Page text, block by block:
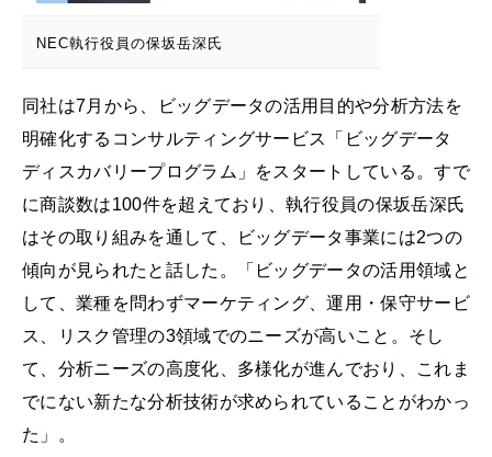
NEC執行役員の保坂岳深氏
同社は7月から、ビッグデータの活用目的や分析方法を
明確化するコンサルティングサービス「ビッグデータ
ディスカバリープログラム」をスタートしている。すで
に商談数は100件を超えており、執行役員の保坂岳深氏
はその取り組みを通して、ビッグデータ事業には2つの
傾向が見られたと話した。「ビッグデータの活用領域と
して、業種を問わずマーケティング、運用・保守サービ
ス、リスク管理の3領域でのニーズが高いこと。そし
て、分析ニーズの高度化、多様化が進んでおり、これま
でにない新たな分析技術が求められていることがわかっ
た」。